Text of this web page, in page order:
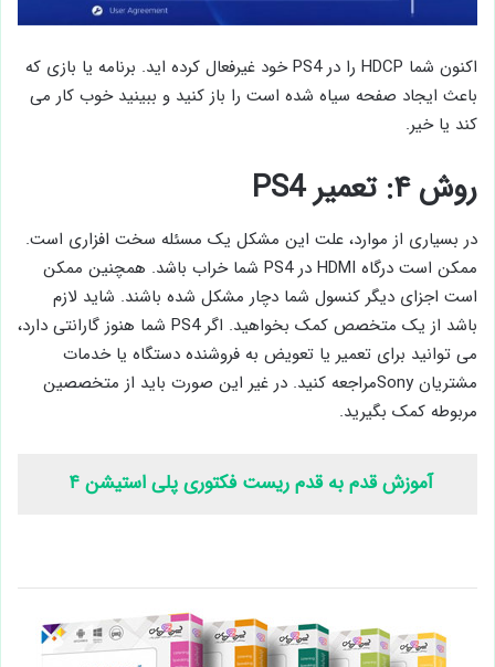
اکنون شما HDCP را در PS4 خود غیرفعال کرده اید. برنامه یا بازی که
باعث ایجاد صفحه سیاه شده است را باز کنید و ببینید خوب کار می
کند یا خیر.
روش ۴: تعمیر PS4
در بسیاری از موارد، علت این مشکل یک مسئله سخت افزاری است.
ممکن است درگاه HDMI در PS4 شما خراب باشد. همچنین ممکن
است اجزای دیگر کنسول شما دچار مشکل شده باشند. شاید لازم
باشد از یک متخصص کمک بخواهید. اگر PS4 شما هنوز گارانتی دارد،
می توانید برای تعمیر یا تعویض به فروشنده دستگاه یا خدمات
مشتریان Sonyمراجعه کنید. در غیر این صورت باید از متخصصین
مربوطه کمک بگیرید.
آموزش قدم به قدم ریست فکتوری پلی استیشن ۴